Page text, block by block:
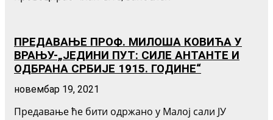
ПРЕДАВАЊЕ ПРОФ. МИЛОША КОВИЋА У
ВРАЊУ-„ЈЕДИНИ ПУТ: СИЛЕ АНТАНТЕ И
ОДБРАНА СРБИЈЕ 1915. ГОДИНЕ“
новембар 19, 2021
Предавање ће бити одржано у Малој сали ЈУ